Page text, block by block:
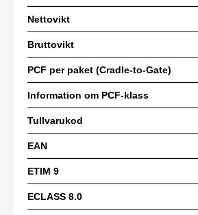
Nettovikt
Bruttovikt
PCF per paket (Cradle-to-Gate)
Information om PCF-klass
Tullvarukod
EAN
ETIM 9
ECLASS 8.0